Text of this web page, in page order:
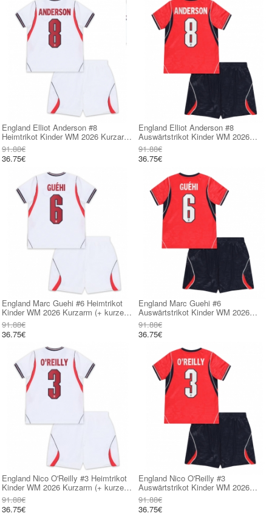
England Elliot Anderson #8
Heimtrikot Kinder WM 2026 Kurzarm
(+ kurze hosen)
91.88€
36.75€
England Elliot Anderson #8
Auswärtstrikot Kinder WM 2026
Kurzarm (+ kurze hosen)
91.88€
36.75€
England Marc Guehi #6 Heimtrikot
Kinder WM 2026 Kurzarm (+ kurze
hosen)
91.88€
36.75€
England Marc Guehi #6
Auswärtstrikot Kinder WM 2026
Kurzarm (+ kurze hosen)
91.88€
36.75€
England Nico O'Reilly #3 Heimtrikot
Kinder WM 2026 Kurzarm (+ kurze
hosen)
91.88€
36.75€
England Nico O'Reilly #3
Auswärtstrikot Kinder WM 2026
Kurzarm (+ kurze hosen)
91.88€
36.75€